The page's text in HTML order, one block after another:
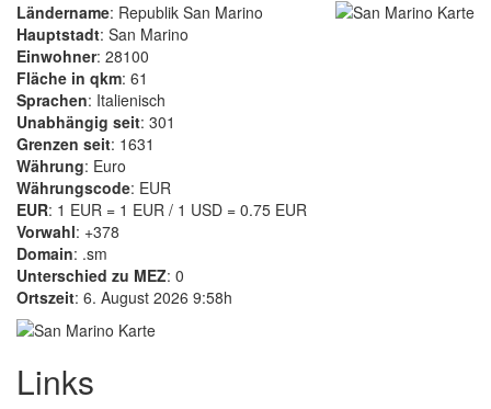
Ländername: Republik San Marino
Hauptstadt: San Marino
Einwohner: 28100
Fläche in qkm: 61
Sprachen: Italienisch
Unabhängig seit: 301
Grenzen seit: 1631
Währung: Euro
Währungscode: EUR
EUR: 1 EUR = 1 EUR / 1 USD = 0.75 EUR
Vorwahl: +378
Domain: .sm
Unterschied zu MEZ: 0
Ortszeit: 6. August 2026 9:58h
Links